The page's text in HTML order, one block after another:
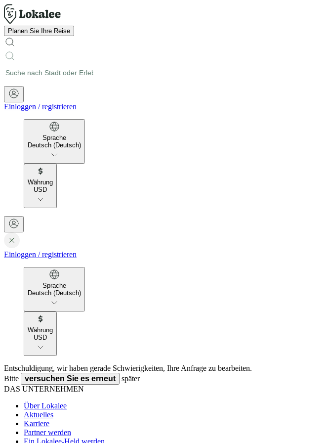
Planen Sie Ihre Reise
Einloggen /registrieren
Sprache
Deutsch (Deutsch)
Währung
USD
Einloggen /registrieren
Sprache
Deutsch (Deutsch)
Währung
USD
Entschuldigung, wir haben gerade Schwierigkeiten, Ihre Anfrage zu bearbeiten.
Bitte
versuchen Sie es erneut
später
DAS UNTERNEHMEN
Über Lokalee
Aktuelles
Karriere
Partner werden
Ein Lokalee-Held werden